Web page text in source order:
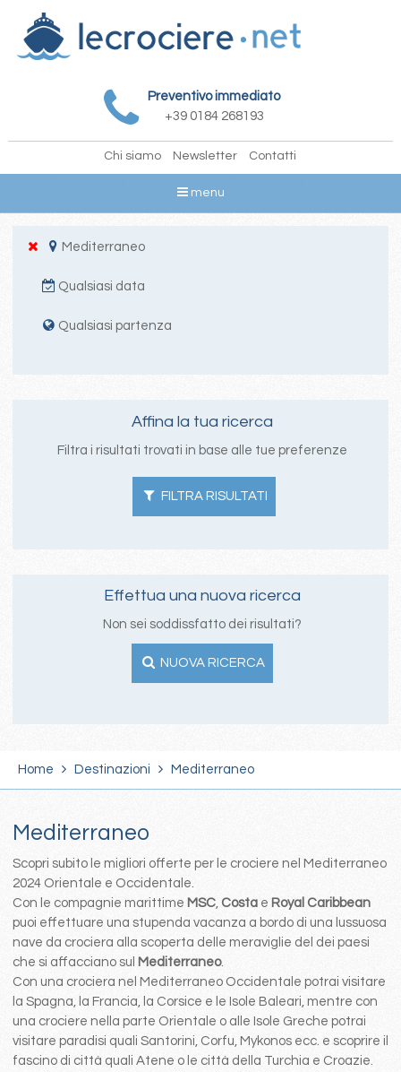
Preventivo immediato
+39 0184 268193
Chi siamo Newsletter Contatti
menu
Mediterraneo
Qualsiasi data
Qualsiasi partenza
Affina la tua ricerca
Filtra i risultati trovati in base alle tue preferenze
FILTRA RISULTATI
Effettua una nuova ricerca
Non sei soddissfatto dei risultati?
NUOVA RICERCA
Home Destinazioni Mediterraneo
Mediterraneo
Scopri subito le migliori offerte per le crociere nel Mediterraneo
2024 Orientale e Occidentale.
Con le compagnie marittime MSC, Costa e Royal Caribbean
puoi effettuare una stupenda vacanza a bordo di una lussuosa
nave da crociera alla scoperta delle meraviglie del dei paesi
che si affacciano sul Mediterraneo.
Con una crociera nel Mediterraneo Occidentale potrai visitare
la Spagna, la Francia, la Corsice e le Isole Baleari, mentre con
una crociere nella parte Orientale o alle Isole Greche potrai
visitare paradisi quali Santorini, Corfu, Mykonos ecc. e scoprire il
fascino di città quali Atene o le città della Turchia e Croazie.